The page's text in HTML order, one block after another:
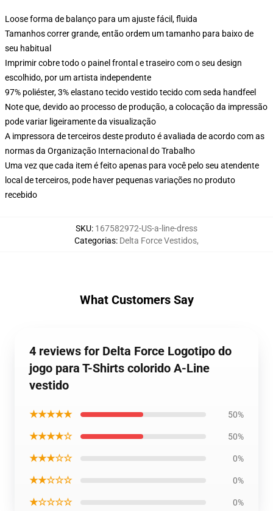
Loose forma de balanço para um ajuste fácil, fluida
Tamanhos correr grande, então ordem um tamanho para baixo de
seu habitual
Imprimir cobre todo o painel frontal e traseiro com o seu design
escolhido, por um artista independente
97% poliéster, 3% elastano tecido vestido tecido com seda handfeel
Note que, devido ao processo de produção, a colocação da impressão
pode variar ligeiramente da visualização
A impressora de terceiros deste produto é avaliada de acordo com as
normas da Organização Internacional do Trabalho
Uma vez que cada item é feito apenas para você pelo seu atendente
local de terceiros, pode haver pequenas variações no produto
recebido
SKU: 167582972-US-a-line-dress
Categorias: Delta Force Vestidos,
What Customers Say
4 reviews for Delta Force Logotipo do
jogo para T-Shirts colorido A-Line
vestido
★★★★★ 50%
★★★★☆ 50%
★★★☆☆ 0%
★★☆☆☆ 0%
★☆☆☆☆ 0%